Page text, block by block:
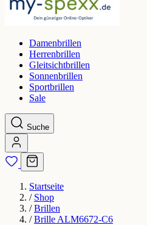
Damenbrillen
Herrenbrillen
Gleitsichtbrillen
Sonnenbrillen
Sportbrillen
Sale
Suche
Startseite
/ Shop
/ Brillen
/ Brille ALM6672-C6